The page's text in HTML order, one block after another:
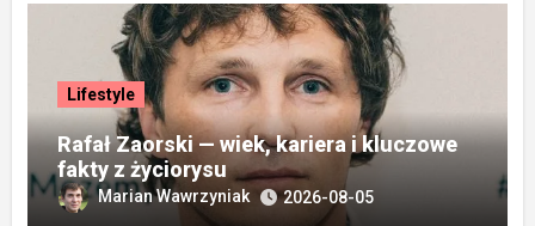
Lifestyle
Rafał Zaorski — wiek, kariera i kluczowe
fakty z życiorysu
Marian Wawrzyniak 2026-08-05